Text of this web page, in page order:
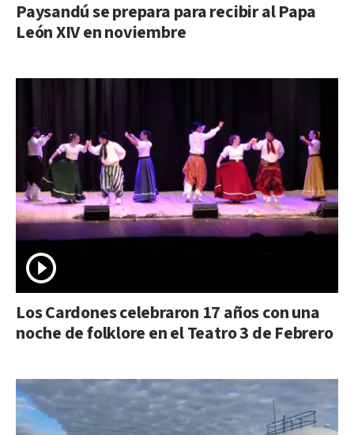
Paysandú se prepara para recibir al Papa
León XIV en noviembre
Los Cardones celebraron 17 años con una
noche de folklore en el Teatro 3 de Febrero